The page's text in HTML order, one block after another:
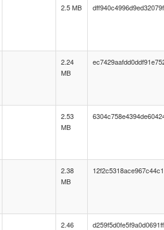
2.5 MB
2.24
MB
2.53
MB
2.38
MB
2.46